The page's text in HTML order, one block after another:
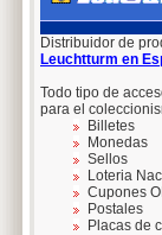
Distribuidor de
Leuchtturm en
Todo tipo de
para el
Billetes
Monedas
Sellos
Loteria
Cupones
Postales
Placas de